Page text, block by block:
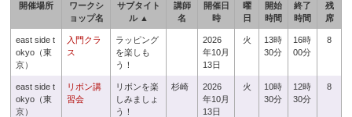
開催場所
ワークシ
ョップ名
サブタイト
ル ▲
講師
名
開催日
時
曜
日
開始
時間
終了
時間
残
席
east side t
okyo（東
京）
入門クラ
ス
ラッピング
を楽しも
う！
2026
年10月
13日
火
13時
30分
16時
00分
8
east side t
okyo（東
京）
リボン講
習会
リボンを楽
しみましょ
う！
杉崎
2026
年10月
13日
火
10時
30分
12時
30分
8